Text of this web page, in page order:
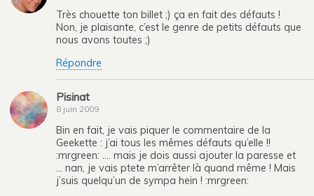
Très chouette ton billet ;) ça en fait des défauts !
Non, je plaisante, c’est le genre de petits défauts que
nous avons toutes ;)
Répondre
Pisinat
8 juin 2009
Bin en fait, je vais piquer le commentaire de la
Geekette : j’ai tous les mêmes défauts qu’elle !!
:mrgreen: …. mais je dois aussi ajouter la paresse et
… nan, je vais ptete m’arrêter là quand même ! Mais
j’suis quelqu’un de sympa hein ! :mrgreen: